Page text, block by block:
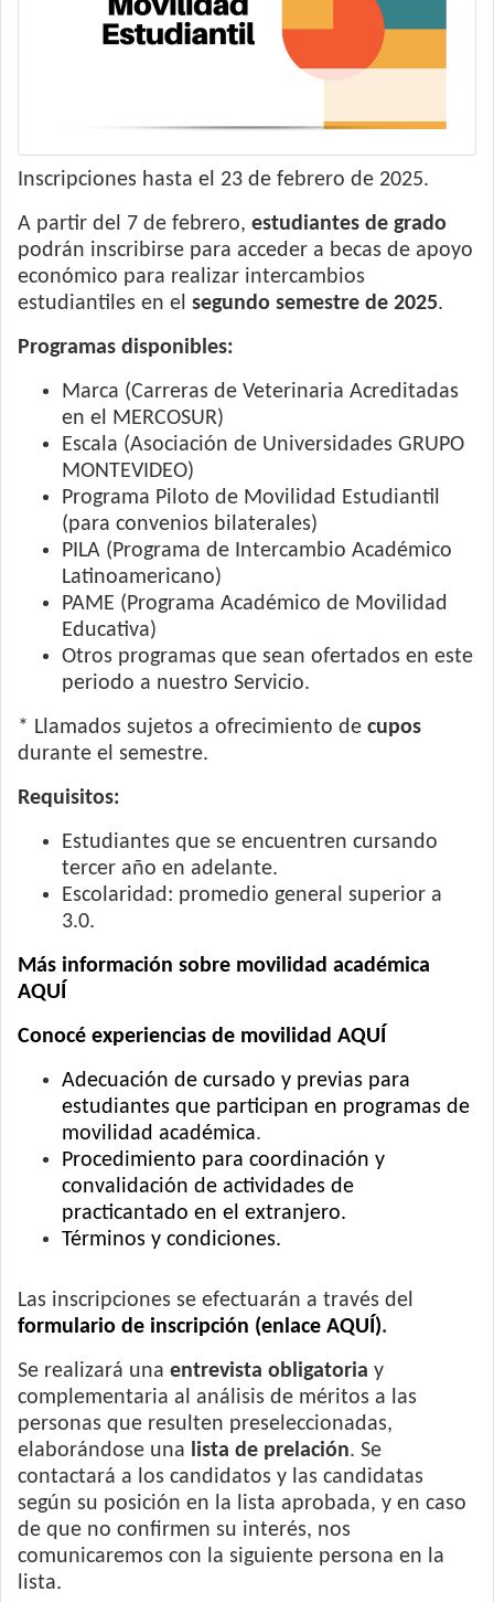
Inscripciones hasta el 23 de febrero de 2025.
A partir del 7 de febrero, estudiantes de grado
podrán inscribirse para acceder a becas de apoyo
económico para realizar intercambios
estudiantiles en el segundo semestre de 2025.
Programas disponibles:
Marca (Carreras de Veterinaria Acreditadas
en el MERCOSUR)
Escala (Asociación de Universidades GRUPO
MONTEVIDEO)
Programa Piloto de Movilidad Estudiantil
(para convenios bilaterales)
PILA (Programa de Intercambio Académico
Latinoamericano)
PAME (Programa Académico de Movilidad
Educativa)
Otros programas que sean ofertados en este
periodo a nuestro Servicio.
* Llamados sujetos a ofrecimiento de cupos
durante el semestre.
Requisitos:
Estudiantes que se encuentren cursando
tercer año en adelante.
Escolaridad: promedio general superior a
3.0.
Más información sobre movilidad académica
AQUÍ
Conocé experiencias de movilidad AQUÍ
Adecuación de cursado y previas para
estudiantes que participan en programas de
movilidad académica.
Procedimiento para coordinación y
convalidación de actividades de
practicantado en el extranjero.
Términos y condiciones.
Las inscripciones se efectuarán a través del
formulario de inscripción (enlace AQUÍ).
Se realizará una entrevista obligatoria y
complementaria al análisis de méritos a las
personas que resulten preseleccionadas,
elaborándose una lista de prelación. Se
contactará a los candidatos y las candidatas
según su posición en la lista aprobada, y en caso
de que no confirmen su interés, nos
comunicaremos con la siguiente persona en la
lista.